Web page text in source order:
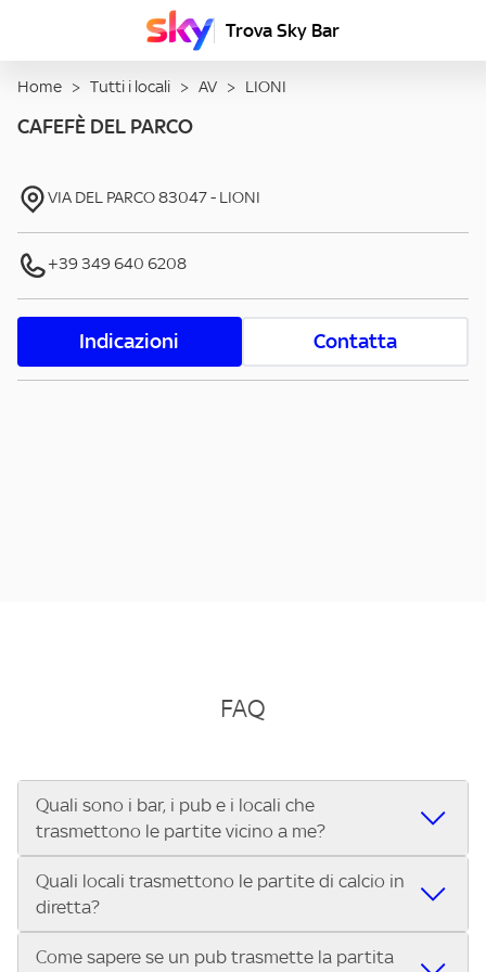
Trova Sky Bar
Home > Tutti i locali > AV > LIONI
CAFEFÈ DEL PARCO
VIA DEL PARCO83047- LIONI
+39 349 640 6208
Indicazioni Contatta
FAQ
Quali sono i bar, i pub e i locali che
trasmettono le partite vicino a me?
Se cerchi un bar, pub, ristorante o locale vicino a te per
vedere le partite di Serie A ENILIVE, la Serie C Sky Wifi, la
UEFA Champions League, la UEFA Europa League, la UEFA
Conference League, il Tennis, la Formula 1®, la MotoGP™ e
Quali locali trasmettono le partite di calcio in
diretta?
Vuoi sapere quali bar, pub o ristoranti mostrano le partite
Come sapere se un pub trasmette la partita